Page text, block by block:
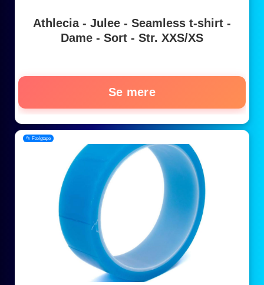
Athlecia - Julee - Seamless t-shirt -
Dame - Sort - Str. XXS/XS
Se mere
📂 Fælgtape